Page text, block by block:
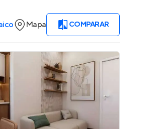
Entrar no Apto
Mapa COMPARAR